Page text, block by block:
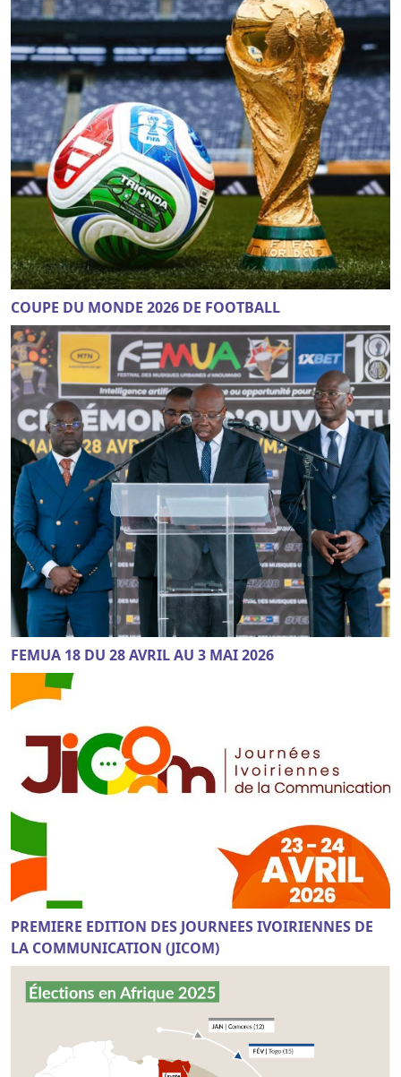
COUPE DU MONDE 2026 DE FOOTBALL
FEMUA 18 DU 28 AVRIL AU 3 MAI 2026
PREMIERE EDITION DES JOURNEES IVOIRIENNES DE
LA COMMUNICATION (JICOM)